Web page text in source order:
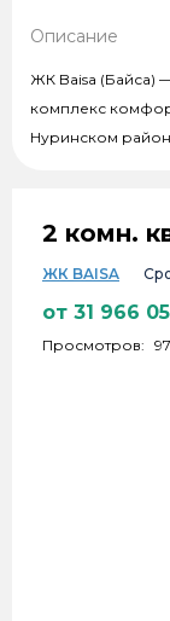
Описание
ЖК Baisa (Байса)
комплекс
Нуринском
2 комн.
ЖК BAISA
от 31 966
Просмотров: 97